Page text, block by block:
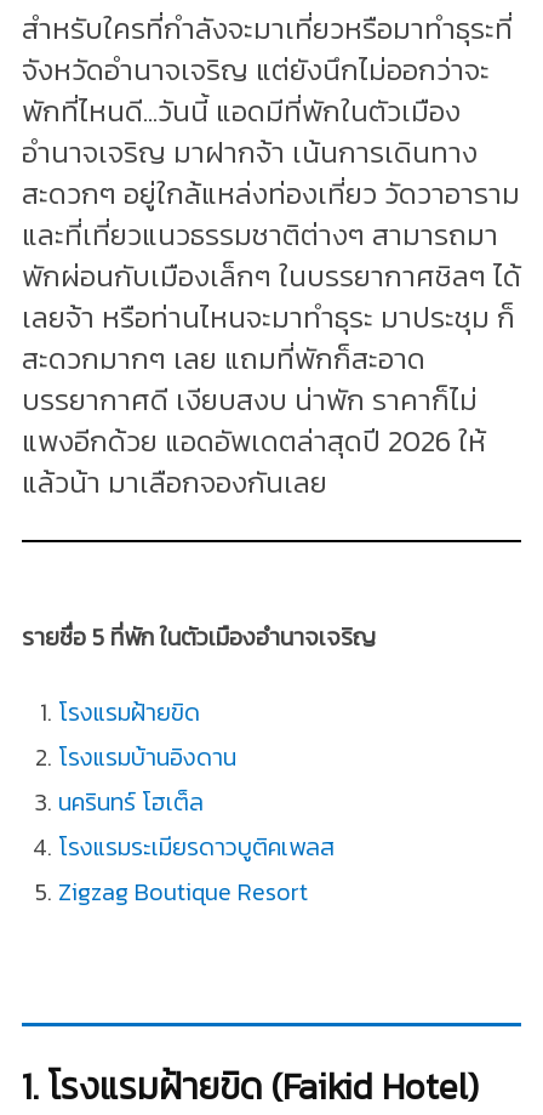
สำหรับใครที่กำลังจะมาเที่ยวหรือมาทำธุระที่
จังหวัดอำนาจเจริญ แต่ยังนึกไม่ออกว่าจะ
พักที่ไหนดี...วันนี้ แอดมีที่พักในตัวเมือง
อำนาจเจริญ มาฝากจ้า เน้นการเดินทาง
สะดวกๆ อยู่ใกล้แหล่งท่องเที่ยว วัดวาอาราม
และที่เที่ยวแนวธรรมชาติต่างๆ สามารถมา
พักผ่อนกับเมืองเล็กๆ ในบรรยากาศชิลๆ ได้
เลยจ้า หรือท่านไหนจะมาทำธุระ มาประชุม ก็
สะดวกมากๆ เลย แถมที่พักก็สะอาด
บรรยากาศดี เงียบสงบ น่าพัก ราคาก็ไม่
แพงอีกด้วย แอดอัพเดตล่าสุดปี 2026 ให้
แล้วน้า มาเลือกจองกันเลย
รายชื่อ 5 ที่พัก ในตัวเมืองอำนาจเจริญ
โรงแรมฝ้ายขิด
โรงแรมบ้านอิงดาน
นครินทร์ โฮเต็ล
โรงแรมระเมียรดาวบูติคเพลส
Zigzag Boutique Resort
1. โรงแรมฝ้ายขิด (Faikid Hotel)